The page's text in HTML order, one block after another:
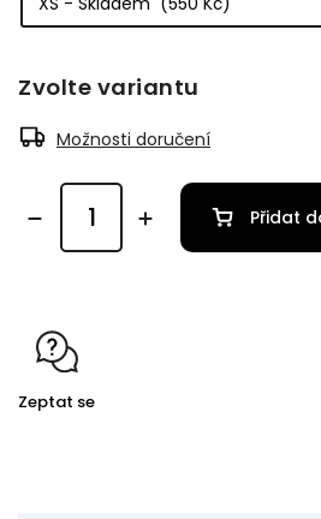
Zvolte variantu
Možnosti doručení
Přidat
Zeptat se